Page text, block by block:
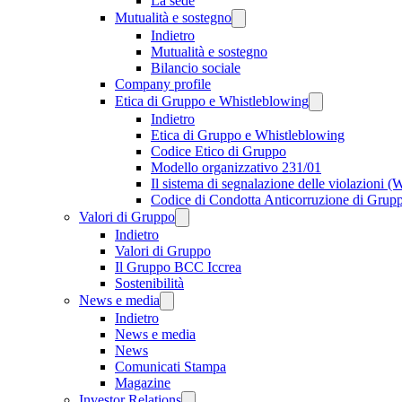
Mutualità e sostegno
Indietro
Mutualità e sostegno
Bilancio sociale
Company profile
Etica di Gruppo e Whistleblowing
Indietro
Etica di Gruppo e Whistleblowing
Codice Etico di Gruppo
Modello organizzativo 231/01
Il sistema di segnalazione delle violazioni
Codice di Condotta Anticorruzione di
Valori di Gruppo
Indietro
Valori di Gruppo
Il Gruppo BCC Iccrea
Sostenibilità
News e media
Indietro
News e media
News
Comunicati Stampa
Magazine